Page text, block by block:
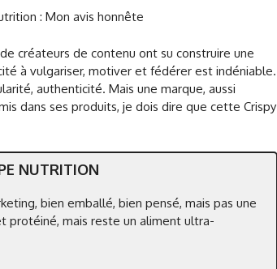
: Mon avis honnête
créateurs de contenu ont su construire une
à vulgariser, motiver et fédérer est indéniable.
authenticité. Mais une marque, aussi
dans ses produits, je dois dire que cette Crispy
NUTRITION
bien emballé, bien pensé, mais pas une
protéiné, mais reste un aliment ultra-